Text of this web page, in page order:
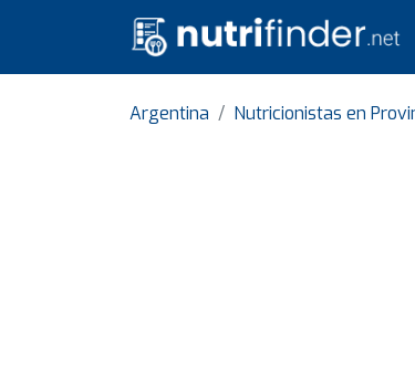
Argentina Nutricionistas en